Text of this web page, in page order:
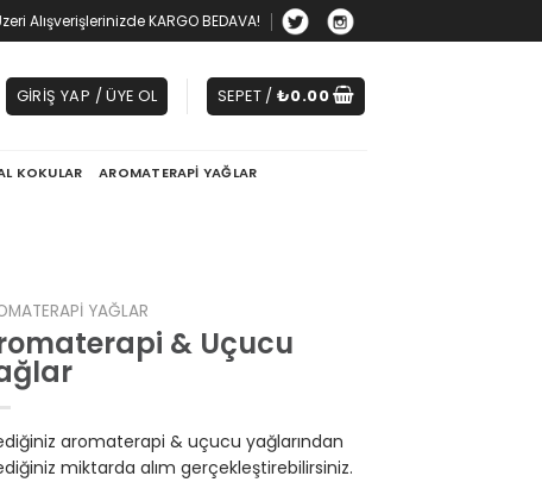
Alışverişlerinizde KARGO BEDAVA!
GIRIŞ YAP / ÜYE OL SEPET /₺0.00
KOKULAR AROMATERAPI YAĞLAR
YAĞLAR
& Uçucu
aromaterapi & uçucu yağlarından
miktarda alım gerçekleştirebilirsiniz.